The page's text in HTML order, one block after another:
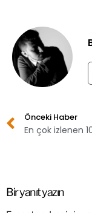
Önceki Haber
Bir yanıt yazın